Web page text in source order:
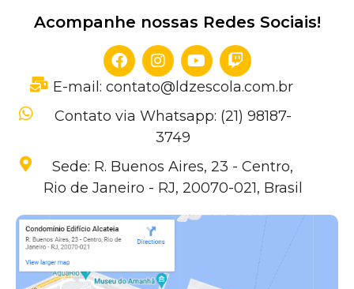
Acompanhe nossas Redes Sociais!
E-mail: contato@ldzescola.com.br
Contato via Whatsapp: (21) 98187-
3749
Sede: R. Buenos Aires, 23 - Centro,
Rio de Janeiro - RJ, 20070-021, Brasil